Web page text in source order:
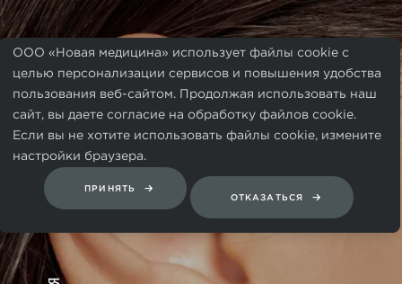
ООО «Новая медицина» использует файлы cookie с
целью персонализации сервисов и повышения удобства
пользования веб-сайтом. Продолжая использовать наш
сайт, вы даете согласие на обработку файлов cookie.
Если вы не хотите использовать файлы cookie, измените
настройки браузера.
ПРИНЯТЬ
ОТКАЗАТЬСЯ